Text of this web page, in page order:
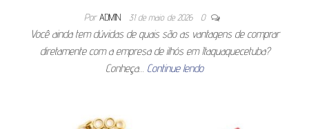
Por ADMIN 31 de maio de 2026 0
Você ainda tem dúvidas de quais são as vantagens de comprar
diretamente com a empresa de ilhós em Itaquaquecetuba?
Conheça… Continue lendo